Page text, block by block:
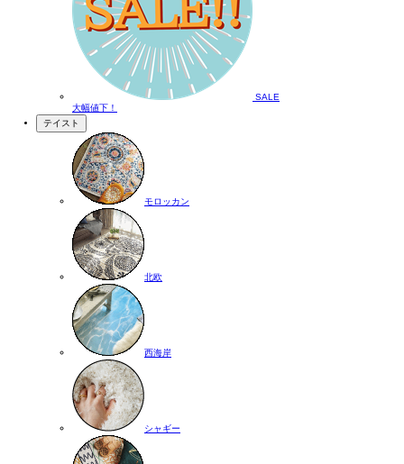
SALE
大幅値下！
テイスト
モロッカン
北欧
西海岸
シャギー